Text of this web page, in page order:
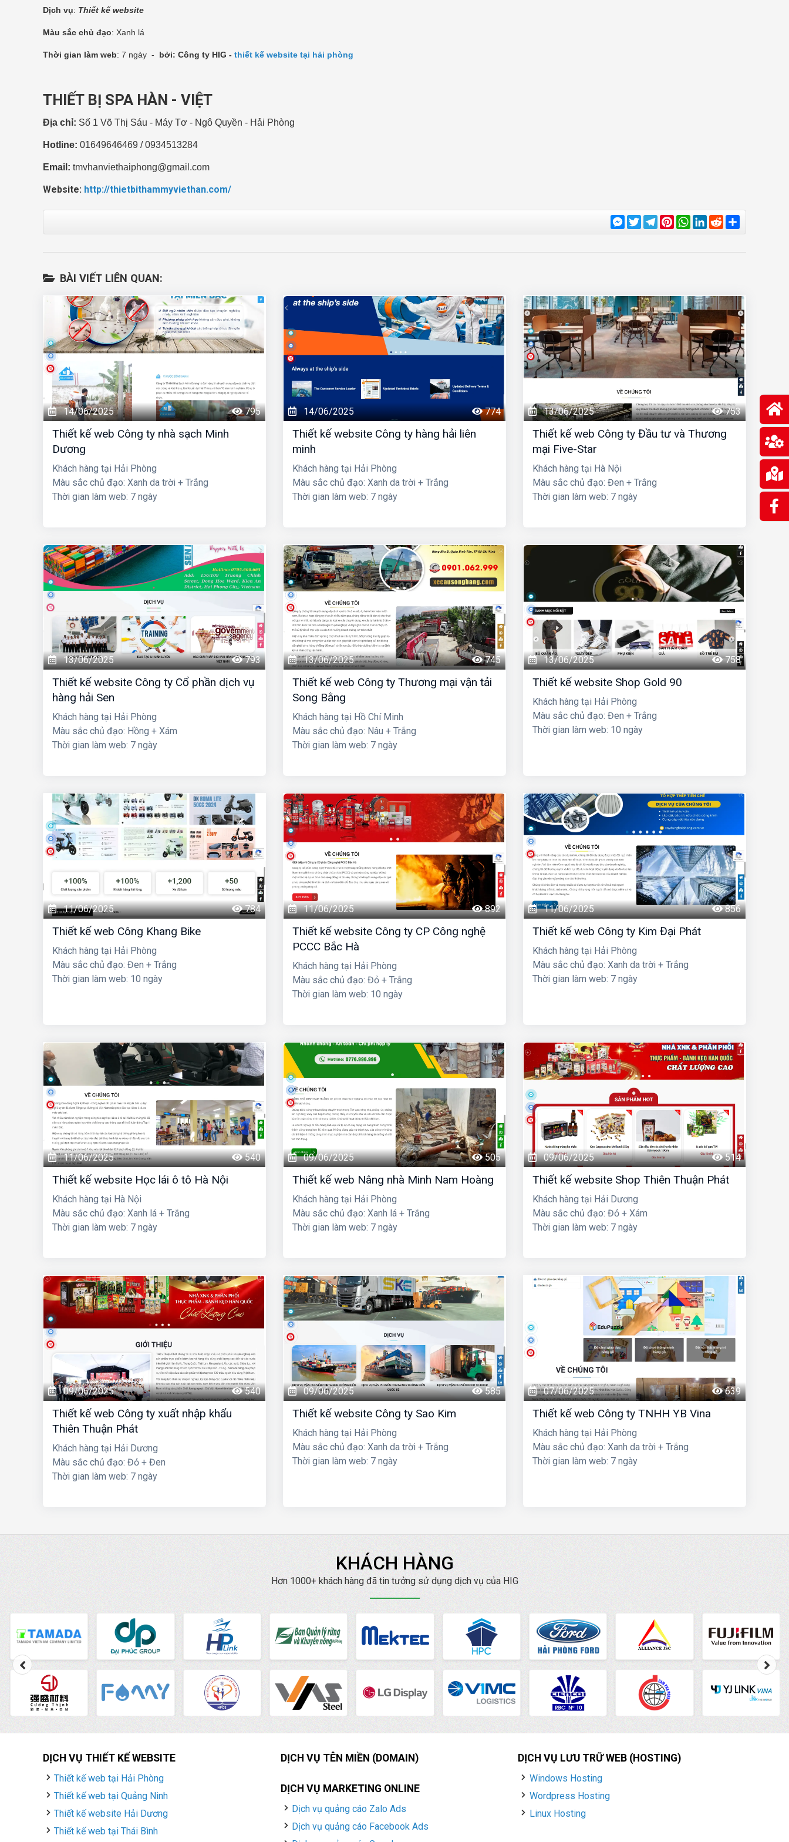
Dịch vụ: Thiết kế website
Màu sắc chủ đạo: Xanh lá
Thời gian làm web: 7 ngày - bởi: Công ty HIG - thiết kế website tại hải phòng
THIẾT BỊ SPA HÀN - VIỆT
Địa chỉ: Số 1 Võ Thị Sáu - Máy Tơ - Ngô Quyền - Hải Phòng
Hotline: 01649646469 / 0934513284
Email: tmvhanviethaiphong@gmail.com
Website: http://thietbithammyviethan.com/
Messenger
TwitterTelegram
Pinterest
WhatsApp
LinkedIn
Reddit
BÀI VIẾT LIÊN QUAN:
14/06/2025 795
Thiết kế web Công ty nhà sạch Minh
Dương
Khách hàng tại Hải Phòng
Màu sắc chủ đạo: Xanh da trời + Trắng
Thời gian làm web: 7 ngày
14/06/2025 774
Thiết kế website Công ty hàng hải liên
minh
Khách hàng tại Hải Phòng
Màu sắc chủ đạo: Xanh da trời + Trắng
Thời gian làm web: 7 ngày
13/06/2025 753
Thiết kế web Công ty Đầu tư và Thương
mại Five-Star
Khách hàng tại Hà Nội
Màu sắc chủ đạo: Đen + Trắng
Thời gian làm web: 7 ngày
13/06/2025 793
Thiết kế website Công ty Cổ phần dịch vụ
hàng hải Sen
Khách hàng tại Hải Phòng
Màu sắc chủ đạo: Hồng + Xám
Thời gian làm web: 7 ngày
13/06/2025 745
Thiết kế web Công ty Thương mại vận tải
Song Bằng
Khách hàng tại Hồ Chí Minh
Màu sắc chủ đạo: Nâu + Trắng
Thời gian làm web: 7 ngày
13/06/2025 758
Thiết kế website Shop Gold 90
Khách hàng tại Hải Phòng
Màu sắc chủ đạo: Đen + Trắng
Thời gian làm web: 10 ngày
11/06/2025 784
Thiết kế web Công Khang Bike
Khách hàng tại Hải Phòng
Màu sắc chủ đạo: Đen + Trắng
Thời gian làm web: 10 ngày
11/06/2025 892
Thiết kế website Công ty CP Công nghệ
PCCC Bắc Hà
Khách hàng tại Hải Phòng
Màu sắc chủ đạo: Đỏ + Trắng
Thời gian làm web: 10 ngày
11/06/2025 856
Thiết kế web Công ty Kim Đại Phát
Khách hàng tại Hải Phòng
Màu sắc chủ đạo: Xanh da trời + Trắng
Thời gian làm web: 7 ngày
11/06/2025 540
Thiết kế website Học lái ô tô Hà Nội
Khách hàng tại Hà Nội
Màu sắc chủ đạo: Xanh lá + Trắng
Thời gian làm web: 7 ngày
09/06/2025 505
Thiết kế web Nâng nhà Minh Nam Hoàng
Khách hàng tại Hải Phòng
Màu sắc chủ đạo: Xanh lá + Trắng
Thời gian làm web: 7 ngày
09/06/2025 514
Thiết kế website Shop Thiên Thuận Phát
Khách hàng tại Hải Dương
Màu sắc chủ đạo: Đỏ + Xám
Thời gian làm web: 7 ngày
09/06/2025 540
Thiết kế web Công ty xuất nhập khẩu
Thiên Thuận Phát
Khách hàng tại Hải Dương
Màu sắc chủ đạo: Đỏ + Đen
Thời gian làm web: 7 ngày
09/06/2025 585
Thiết kế website Công ty Sao Kim
Khách hàng tại Hải Phòng
Màu sắc chủ đạo: Xanh da trời + Trắng
Thời gian làm web: 7 ngày
07/06/2025 639
Thiết kế web Công ty TNHH YB Vina
Khách hàng tại Hải Phòng
Màu sắc chủ đạo: Xanh da trời + Trắng
Thời gian làm web: 7 ngày
KHÁCH HÀNG
Hơn 1000+ khách hàng đã tin tưởng sử dụng dịch vụ của HIG
DỊCH VỤ THIẾT KẾ WEBSITE
Thiết kế web tại Hải Phòng
Thiết kế web tại Quảng Ninh
Thiết kế website Hải Dương
Thiết kế web tại Thái Bình
DỊCH VỤ TÊN MIỀN (DOMAIN)
DỊCH VỤ MARKETING ONLINE
Dịch vụ quảng cáo Zalo Ads
Dịch vụ quảng cáo Facebook Ads
DỊCH VỤ LƯU TRỮ WEB (HOSTING)
Windows Hosting
Wordpress Hosting
Linux Hosting